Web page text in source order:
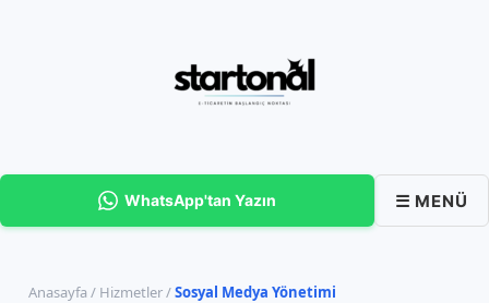
WhatsApp'tan Yazın ☰ MENÜ
Anasayfa / Hizmetler/Sosyal Medya Yönetimi